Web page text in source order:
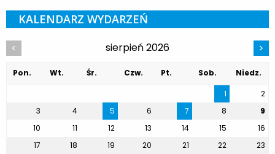
KALENDARZ WYDARZEŃ
< sierpień 2026 >
Pon. Wt. Śr. Czw. Pt. Sob.
Niedz.
1
2
3
4 5 6 7 8
9
10
11 12 13 14 15
16
17
18 19 20 21 22
23